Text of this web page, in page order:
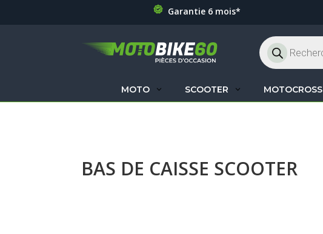
Garantie 6 mois*
Recherche
de
produits
MOTO SCOOTER MOTOCROSS
BAS DE CAISSE SCOOTER